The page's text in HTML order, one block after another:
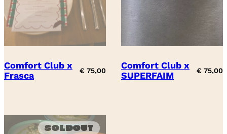
Comfort Club x
Frasca
€ 75,00
Comfort Club x
SUPERFAIM
€ 75,00
Soldout